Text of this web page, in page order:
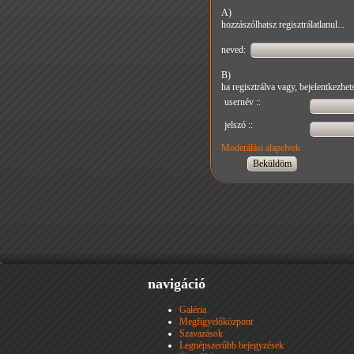
A)
hozzászólhatsz regisztrálatlanul...
neved:
B)
ha regisztrálva vagy,
usernév ::
jelszó ::
Moderálási alapelvek
navigáció
Galéria
Megfigyelőközpont
Szavazások
Legnépszerűbb bejegyzések